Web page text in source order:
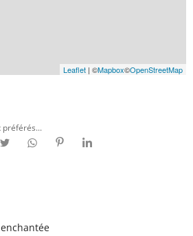
Leaflet | ©Mapbox©OpenStreetMap